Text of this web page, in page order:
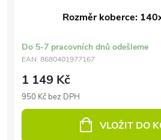
Rozměr koberce:
Do 5-7 pracovních dnů odešleme
EAN: 8680401977167
1 149 Kč
950 Kč bez DPH
VLOŽIT DO